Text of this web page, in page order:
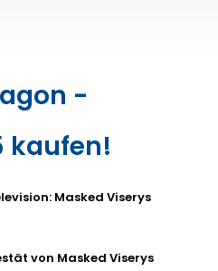
-
kaufen!
Masked Viserys
von Masked Viserys